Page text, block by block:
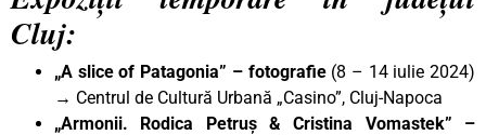
Cluj:
„A slice of Patagonia” – fotografie(8 – 14 iulie 2024)
→ Centrul de Cultură Urbană „Casino”, Cluj-Napoca
„Armonii. Rodica Petruș & Cristina Vomastek”
–